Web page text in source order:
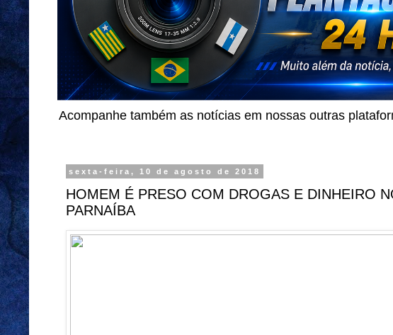
Acompanhe também as notícias em nossas outras
sexta-feira, 10 de agosto de 2018
HOMEM É PRESO COM DROGAS E DINHEIRO
PARNAÍBA